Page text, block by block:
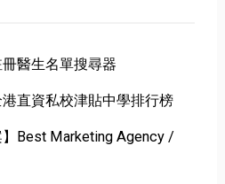
醫生名單搜尋器
直資私校津貼中學排行榜
Best Marketing Agency /